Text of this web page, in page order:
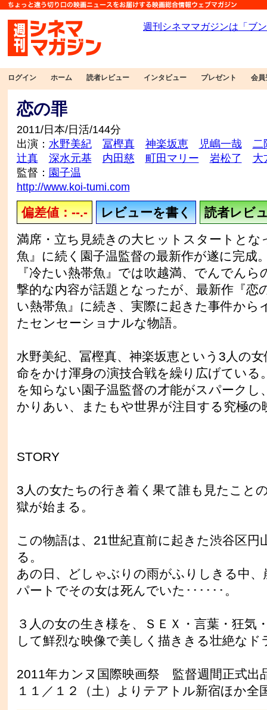
ログイン ホーム 読者レビュー インタビュー プレゼント 会員
恋の罪
2011/日本/日活/144分
出演： 水野美紀 冨樫真 神楽坂恵 児嶋一哉
二
辻真
深水元基 内田慈 町田マリー 岩松了
大
監督： 園子温
http://www.koi-tumi.com
偏差値：--.- レビューを書く
読者レビ
満席・立ち見続きの大ヒットスタートとな
魚』に続く園子温監督の最新作が遂に完成
『冷たい熱帯魚』では吹越満、でんでんら
撃的な内容が話題となったが、最新作『恋
い熱帯魚』に続き、実際に起きた事件から
たセンセーショナルな物語。
水野美紀、冨樫真、神楽坂恵という3人の
命をかけ渾身の演技合戦を繰り広げている
を知らない園子温監督の才能がスパークし
かりあい、またもや世界が注目する究極の
STORY
3人の女たちの行き着く果て誰も見たこと
獄が始まる。
この物語は、21世紀直前に起きた渋谷区円
る。
あの日、どしゃぶりの雨がふりしきる中
パートでその女は死んでいた･･････。
３人の女の生き様を、ＳＥＸ・言葉・狂気
して鮮烈な映像で美しく描ききる壮絶なド
2011年カンヌ国際映画祭 監督週間正式出
１１／１２（土）よりテアトル新宿ほか全